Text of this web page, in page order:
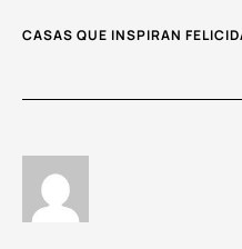
CASAS QUE INSPIRAN